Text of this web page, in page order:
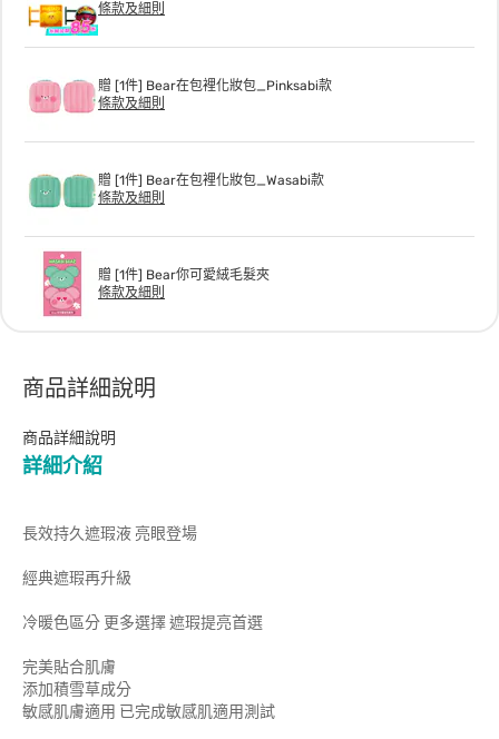
條款及細則
贈 [1件] Bear在包裡化妝包_Pinksabi款
條款及細則
贈 [1件] Bear在包裡化妝包_Wasabi款
條款及細則
贈 [1件] Bear你可愛絨毛髮夾
條款及細則
商品詳細說明
商品詳細說明
詳細介紹
長效持久遮瑕液 亮眼登場
經典遮瑕再升級
冷暖色區分 更多選擇 遮瑕提亮首選
完美貼合肌膚
添加積雪草成分
敏感肌膚適用 已完成敏感肌適用測試